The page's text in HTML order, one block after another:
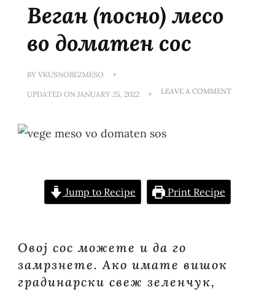
Веган (посно) месо
во доматен сос
BY VKUSNOBEZMESO
UPDATED ON JANUARY 25, 2022 LEAVE A COMMENTON
Jump to Recipe Print Recipe
Овој сос можете и да го
замрзнете. Ако имате вишок
градинарски свеж зеленчук,